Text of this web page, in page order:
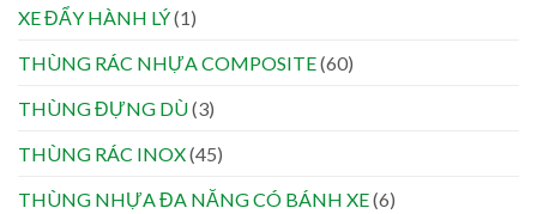
XE ĐẨY HÀNH LÝ(1)
THÙNG RÁC NHỰA COMPOSITE(60)
THÙNG ĐỰNG DÙ(3)
THÙNG RÁC INOX(45)
THÙNG NHỰA ĐA NĂNG CÓ BÁNH XE(6)